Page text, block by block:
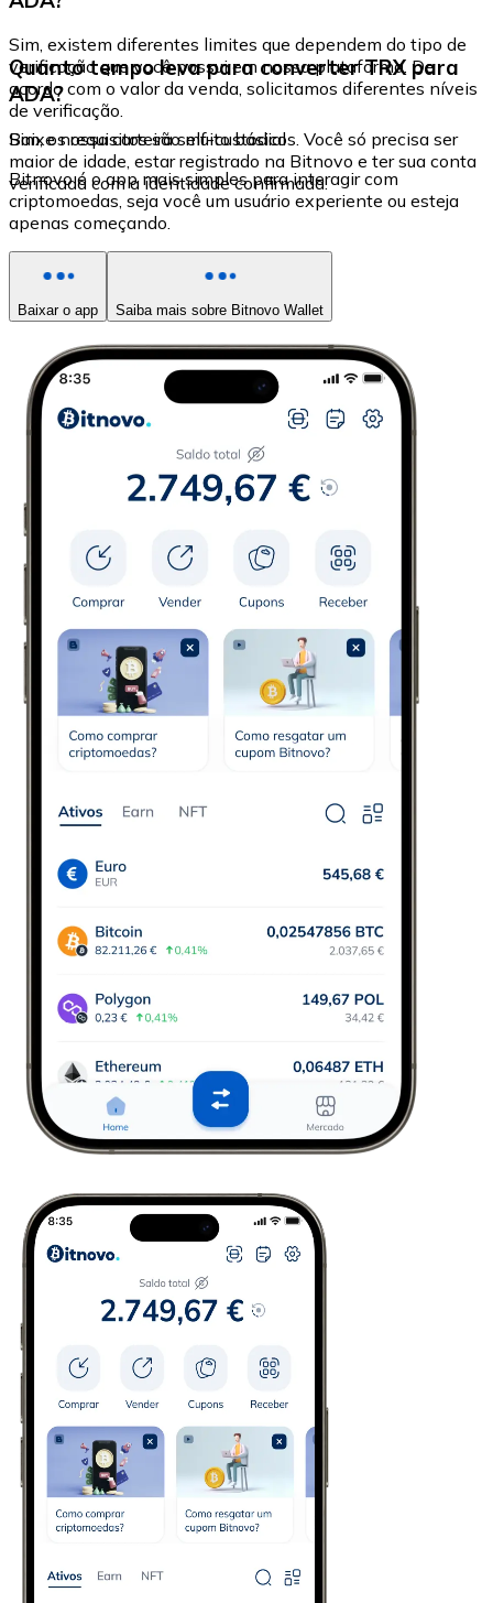
Sim, existem diferentes limites que dependem do tipo de
verificação que você possui em nossa plataforma. De
acordo com o valor da venda, solicitamos diferentes níveis
de verificação.
Quanto tempo leva para converter TRX para
ADA?
Sim, os requisitos são muito básicos. Você só precisa ser
maior de idade, estar registrado na Bitnovo e ter sua conta
verificada com a identidade confirmada.
Baixe nossa carteira self-custodial
Bitnovo é o app mais simples para interagir com
criptomoedas, seja você um usuário experiente ou esteja
apenas começando.
Baixar o app Saiba mais sobre Bitnovo Wallet